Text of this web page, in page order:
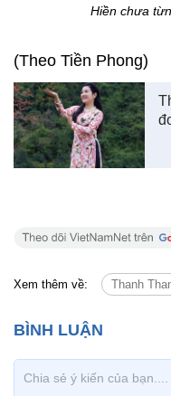
Hiền chưa
(Theo Tiền Phong)
Xem thêm về: Thanh